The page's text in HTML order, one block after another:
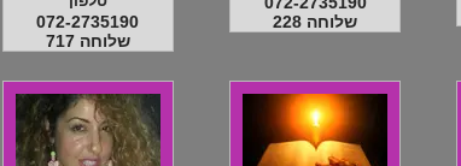
שלוחה 228
072-2735190
שלוחה 717